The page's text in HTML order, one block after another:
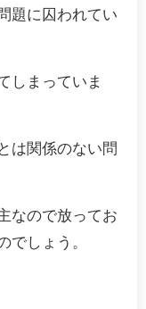
題に囚われてい
しまっていま
は関係のない問
なので放ってお
でしょう。